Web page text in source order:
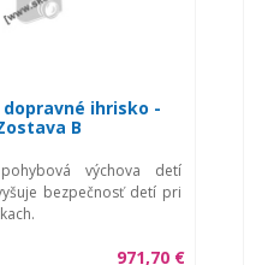
dopravné ihrisko -
B
výchova detí
bezpečnosť detí pri
971,70 €